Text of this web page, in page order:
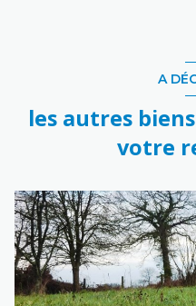
A
les autres
votre